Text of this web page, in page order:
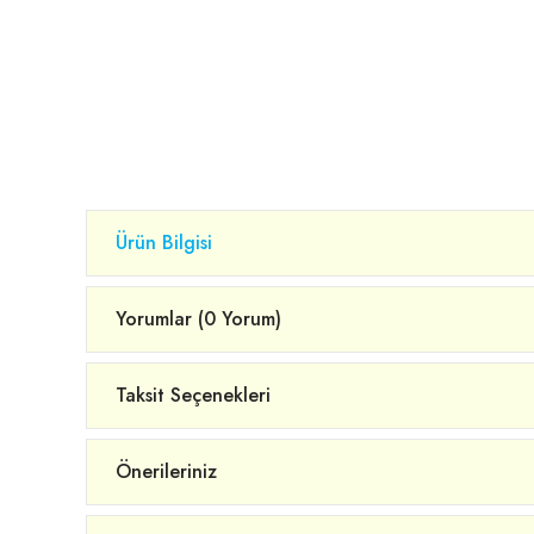
Ürün Bilgisi
Yorumlar (0 Yorum)
Taksit Seçenekleri
Önerileriniz